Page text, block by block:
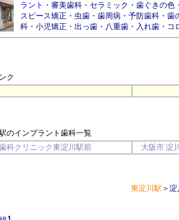
ラント ・ 審美歯科 ・ セラミック ・ 歯ぐきの色
スピース矯正 ・ 虫歯 ・ 歯周病 ・ 予防歯科 ・ 歯
科 ・ 小児矯正 ・ 出っ歯 ・ 八重歯 ・ 入れ歯 ・ コ
ク
のインプラント歯科一覧
科クリニック東淀川駅前
大阪市 淀
東淀川駅 ＞ 淀